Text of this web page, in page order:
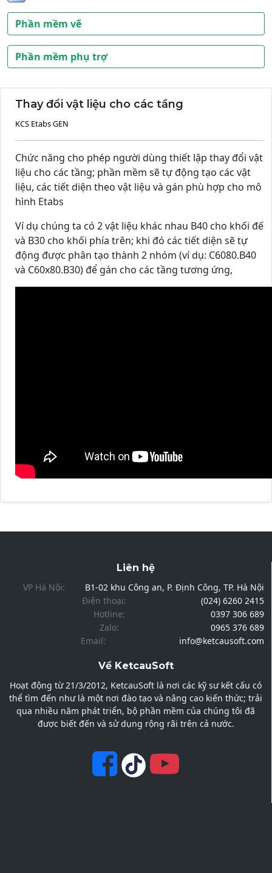
Phần mềm vẽ
Phần mềm phụ trợ
Thay đổi vật liệu cho các tầng
KCS Etabs GEN
Chức năng cho phép người dùng thiết lập thay đổi vật
liệu cho các tầng; phần mềm sẽ tự động tạo các vật
liệu, các tiết diện theo vật liệu và gán phù hợp cho mô
hình Etabs
Ví dụ chúng ta có 2 vật liệu khác nhau B40 cho khối đế
và B30 cho khối phía trên; khi đó các tiết diện sẽ tự
động được phân tạo thành 2 nhóm (ví dụ: C6080.B40
và C60x80.B30) để gán cho các tầng tương ứng,
Liên hệ
VP Hà Nội:
B1-02 khu Công an, P. Định Công, TP. Hà Nội
Điện thoại:
(024) 6260 2415
Hotline:
0397 306 689
Zalo:
0965 376 689
Email:
info@ketcausoft.com
Về KetcauSoft
Hoạt động từ 21/3/2012, KetcauSoft là nơi các kỹ sư kết cấu có
thể tìm đến như là một nơi đào tạo và nâng cao kiến thức; trải
qua nhiều năm phát triển, bộ phần mềm của chúng tôi đã
được biết đến và sử dụng rộng rãi trên cả nước.